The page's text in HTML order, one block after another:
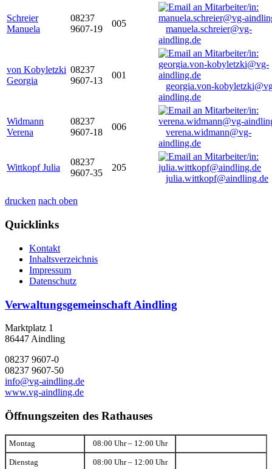
Schreier
Manuela
08237
9607-19
005
manuela.schreier@vg-
aindling.de
von Kobyletzki
Georgia
08237
9607-13
001
georgia.von-
aindling.de
Widmann
Verena
08237
9607-18
006
verena.widmann@vg-
aindling.de
Wittkopf Julia
08237
9607-35
205
julia.wittkopf@aindling.de
drucken nach oben
Quicklinks
Kontakt
Inhaltsverzeichnis
Impressum
Datenschutz
Verwaltungsgemeinschaft Aindling
Marktplatz 1
86447 Aindling
08237 9607-0
08237 9607-50
info@vg-aindling.de
www.vg-aindling.de
Öffnungszeiten des Rathauses
Montag 08:00 Uhr – 12:00 Uhr
Dienstag 08:00 Uhr – 12:00 Uhr